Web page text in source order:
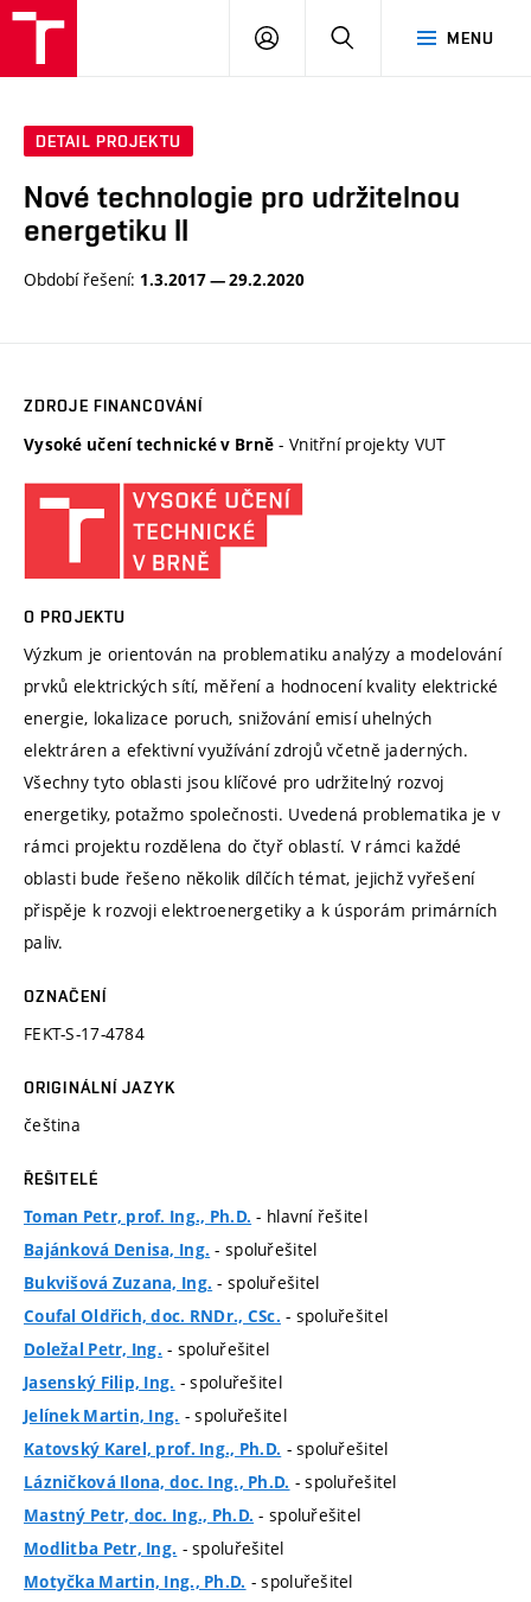
MENU
PŘIHLÁSIT
DETAIL PROJEKTU
Nové technologie pro udržitelnou
energetiku II
Období řešení: 1.3.2017 — 29.2.2020
ZDROJE FINANCOVÁNÍ
Vysoké učení technické v Brně - Vnitřní projekty VUT
O PROJEKTU
Výzkum je orientován na problematiku analýzy a modelování
prvků elektrických sítí, měření a hodnocení kvality elektrické
energie, lokalizace poruch, snižování emisí uhelných
elektráren a efektivní využívání zdrojů včetně jaderných.
Všechny tyto oblasti jsou klíčové pro udržitelný rozvoj
energetiky, potažmo společnosti. Uvedená problematika je v
rámci projektu rozdělena do čtyř oblastí. V rámci každé
oblasti bude řešeno několik dílčích témat, jejichž vyřešení
přispěje k rozvoji elektroenergetiky a k úsporám primárních
paliv.
OZNAČENÍ
FEKT-S-17-4784
ORIGINÁLNÍ JAZYK
čeština
ŘEŠITELÉ
Toman Petr, prof. Ing., Ph.D. - hlavní řešitel
Bajánková Denisa, Ing. - spoluřešitel
Bukvišová Zuzana, Ing. - spoluřešitel
Coufal Oldřich, doc. RNDr., CSc. - spoluřešitel
Doležal Petr, Ing. - spoluřešitel
Jasenský Filip, Ing. - spoluřešitel
Jelínek Martin, Ing. - spoluřešitel
Katovský Karel, prof. Ing., Ph.D. - spoluřešitel
Lázničková Ilona, doc. Ing., Ph.D. - spoluřešitel
Mastný Petr, doc. Ing., Ph.D. - spoluřešitel
Modlitba Petr, Ing. - spoluřešitel
Motyčka Martin, Ing., Ph.D. - spoluřešitel